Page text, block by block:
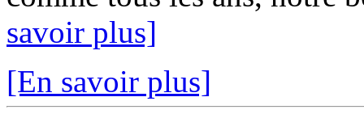
savoir plus]
[En savoir plus]